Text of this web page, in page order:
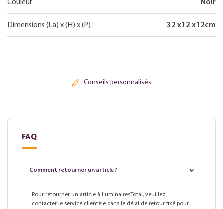
Couleur Noir
Dimensions (La) x(H) x(P) : 32 x12 x12cm
Conseils personnalisés
FAQ
Comment retourner un article ?
Pour retourner un article à LuminairesTotal, veuillez
contacter le service clientèle dans le délai de retour fixé pour